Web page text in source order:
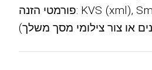
פורמטי הזנה: KVS (xml), SmartScripts (xml) ו-CSV (יכולת להגדיר עמודות ומפריד). חוץ מזה אתה יכול להגדיר מצבי הוספת וידאו שונים (כגון הטמעת קודים, סרטוני